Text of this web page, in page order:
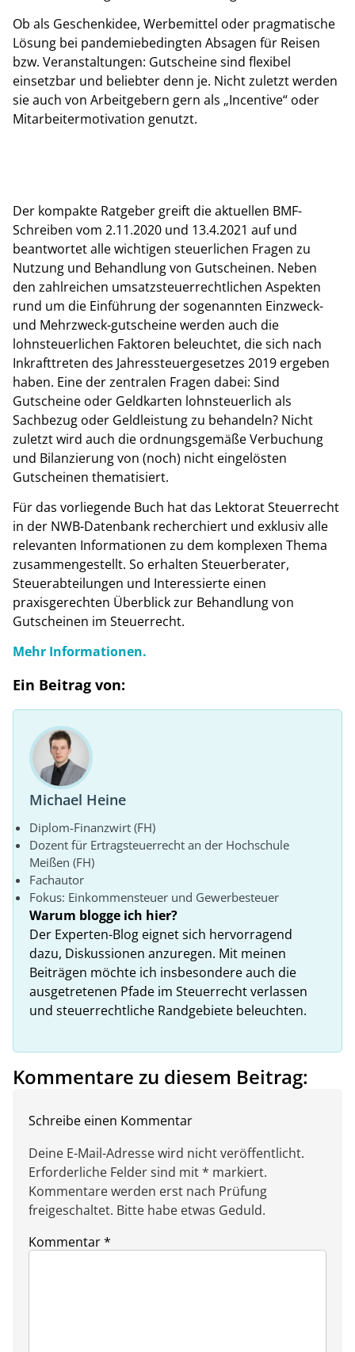
Ob als Geschenkidee, Werbemittel oder pragmatische
Lösung bei pandemiebedingten Absagen für Reisen
bzw. Veranstaltungen: Gutscheine sind flexibel
einsetzbar und beliebter denn je. Nicht zuletzt werden
sie auch von Arbeitgebern gern als „Incentive“ oder
Mitarbeitermotivation genutzt.
Der kompakte Ratgeber greift die aktuellen BMF-
Schreiben vom 2.11.2020 und 13.4.2021 auf und
beantwortet alle wichtigen steuerlichen Fragen zu
Nutzung und Behandlung von Gutscheinen. Neben
den zahlreichen umsatzsteuerrechtlichen Aspekten
rund um die Einführung der sogenannten Einzweck-
und Mehrzweck-gutscheine werden auch die
lohnsteuerlichen Faktoren beleuchtet, die sich nach
Inkrafttreten des Jahressteuergesetzes 2019 ergeben
haben. Eine der zentralen Fragen dabei: Sind
Gutscheine oder Geldkarten lohnsteuerlich als
Sachbezug oder Geldleistung zu behandeln? Nicht
zuletzt wird auch die ordnungsgemäße Verbuchung
und Bilanzierung von (noch) nicht eingelösten
Gutscheinen thematisiert.
Für das vorliegende Buch hat das Lektorat Steuerrecht
in der NWB-Datenbank recherchiert und exklusiv alle
relevanten Informationen zu dem komplexen Thema
zusammengestellt. So erhalten Steuerberater,
Steuerabteilungen und Interessierte einen
praxisgerechten Überblick zur Behandlung von
Gutscheinen im Steuerrecht.
Mehr Informationen.
Ein Beitrag von:
Michael Heine
Diplom-Finanzwirt (FH)
Dozent für Ertragsteuerrecht an der Hochschule
Meißen (FH)
Fachautor
Fokus: Einkommensteuer und Gewerbesteuer
Warum blogge ich hier?
Der Experten-Blog eignet sich hervorragend
dazu, Diskussionen anzuregen. Mit meinen
Beiträgen möchte ich insbesondere auch die
ausgetretenen Pfade im Steuerrecht verlassen
und steuerrechtliche Randgebiete beleuchten.
Kommentare zu diesem Beitrag:
Schreibe einen Kommentar
Deine E-Mail-Adresse wird nicht veröffentlicht.
Erforderliche Felder sind mit * markiert.
Kommentare werden erst nach Prüfung
freigeschaltet. Bitte habe etwas Geduld.
Kommentar*